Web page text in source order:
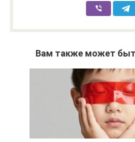
Вам также может